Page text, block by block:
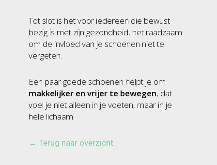
Tot slot is het voor iedereen die bewust
bezig is met zijn gezondheid, het raadzaam
om de invloed van je schoenen niet te
vergeten.
Een paar goede schoenen helpt je om
makkelijker en vrijer te bewegen, dat
voel je niet alleen in je voeten, maar in je
hele lichaam.
← Terug naar overzicht